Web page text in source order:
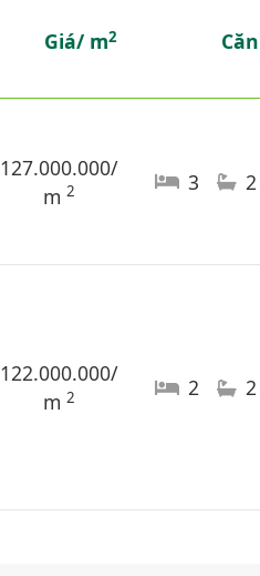
Giá/ m2 Căn
127.000.000/
m 2 3 2
122.000.000/
m 2 2 2